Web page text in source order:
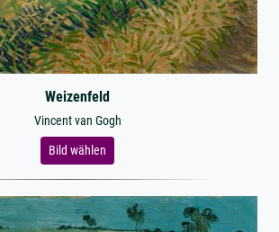
Weizenfeld
Vincent van Gogh
Bild wählen